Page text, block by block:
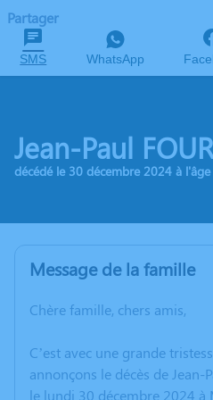
Partager
SMS WhatsApp
Jean-Paul
décédé le 30 décembre 2024 à
Message de la famille
Chère famille, chers amis,
C’est avec une grande
annonçons le décès de Jean-
le lundi 30 décembre 2024 à